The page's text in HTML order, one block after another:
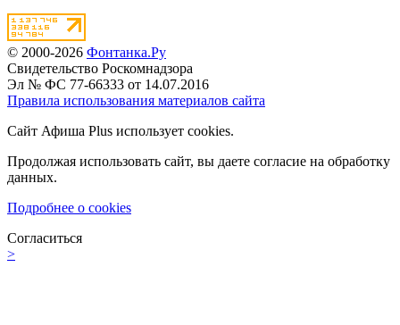
© 2000-2026 Фонтанка.Ру
Свидетельство Роскомнадзора
Эл № ФС 77-66333 от 14.07.2016
Правила использования материалов сайта
Сайт Афиша Plus использует cookies.
Продолжая использовать сайт, вы даете согласие на обработку
данных.
Подробнее о cookies
Согласиться
>